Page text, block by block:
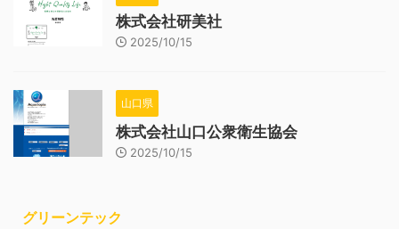
株式会社研美社
2025/10/15
山口県
株式会社山口公衆衛生協会
2025/10/15
グリーンテック